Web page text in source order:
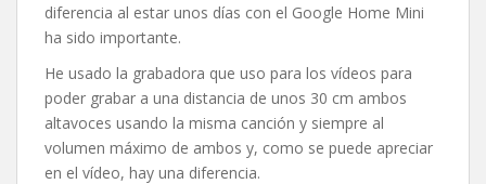
diferencia al estar unos días con el Google Home Mini
ha sido importante.
He usado la grabadora que uso para los vídeos para
poder grabar a una distancia de unos 30 cm ambos
altavoces usando la misma canción y siempre al
volumen máximo de ambos y, como se puede apreciar
en el vídeo, hay una diferencia.